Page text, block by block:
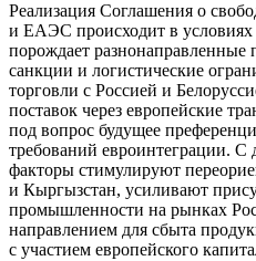
Реализация Соглашения о
и ЕАЭС происходит в условиях
порождает
санкции и логистические
торговли с Россией и
поставок через европейские
под вопрос будущее
требований евроинтеграции. С
факторы стимулируют
и Кыргызстан, усиливают
промышленности на рынках
направлением для сбыта
с участием европейского